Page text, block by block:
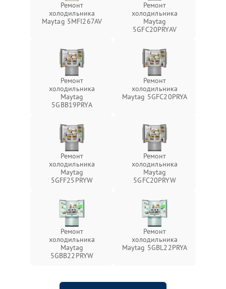
Ремонт
холодильника
Maytag 5MFI267AV
Ремонт
холодильника
Maytag
5GFC20PRYAV
Ремонт
холодильника
Maytag
5GBB19PRYA
Ремонт
холодильника
Maytag 5GFC20PRYA
Ремонт
холодильника
Maytag
5GFF25PRYW
Ремонт
холодильника
Maytag
5GFC20PRYW
Ремонт
холодильника
Maytag
5GBB22PRYW
Ремонт
холодильника
Maytag 5GBL22PRYA